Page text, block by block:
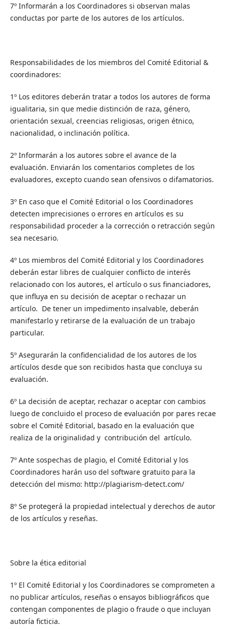
7º Informarán a los Coordinadores si observan malas
conductas por parte de los autores de los artículos.
Responsabilidades de los miembros del Comité Editorial &
coordinadores:
1º Los editores deberán tratar a todos los autores de forma
igualitaria, sin que medie distinción de raza, género,
orientación sexual, creencias religiosas, origen étnico,
nacionalidad, o inclinación política.
2º Informarán a los autores sobre el avance de la
evaluación. Enviarán los comentarios completes de los
evaluadores, excepto cuando sean ofensivos o difamatorios.
3º En caso que el Comité Editorial o los Coordinadores
detecten imprecisiones o errores en artículos es su
responsabilidad proceder a la corrección o retracción según
sea necesario.
4º Los miembros del Comité Editorial y los Coordinadores
deberán estar libres de cualquier conflicto de interés
relacionado con los autores, el artículo o sus financiadores,
que influya en su decisión de aceptar o rechazar un
artículo. De tener un impedimento insalvable, deberán
manifestarlo y retirarse de la evaluación de un trabajo
particular.
5º Asegurarán la confidencialidad de los autores de los
artículos desde que son recibidos hasta que concluya su
evaluación.
6º La decisión de aceptar, rechazar o aceptar con cambios
luego de concluido el proceso de evaluación por pares recae
sobre el Comité Editorial, basado en la evaluación que
realiza de la originalidad y contribución del artículo.
7º Ante sospechas de plagio, el Comité Editorial y los
Coordinadores harán uso del software gratuito para la
detección del mismo: http://plagiarism-detect.com/
8º Se protegerá la propiedad intelectual y derechos de autor
de los artículos y reseñas.
Sobre la ética editorial
1º El Comité Editorial y los Coordinadores se comprometen a
no publicar artículos, reseñas o ensayos bibliográficos que
contengan componentes de plagio o fraude o que incluyan
autoría ficticia.